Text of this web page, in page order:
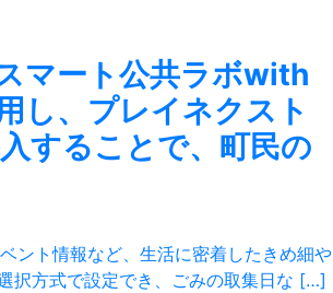
マート公共ラボwith
し、プレイネクスト
することで、町民の
ント情報など、生活に密着したきめ細や
択方式で設定でき、ごみの取集日な […]